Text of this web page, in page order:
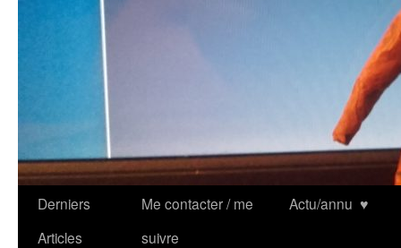
Derniers
Articles
Me contacter / me
suivre
Actu/annu ♥